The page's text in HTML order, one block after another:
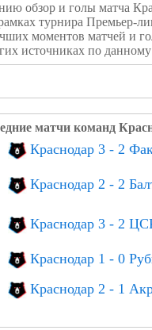
обзор и голы матча
турнира Премьер-
моментов матчей и
источниках по
матчи команд
Краснодар 3 - 2
Краснодар 2 - 2
Краснодар 3 - 2
Краснодар 1 - 0
Краснодар 2 - 1